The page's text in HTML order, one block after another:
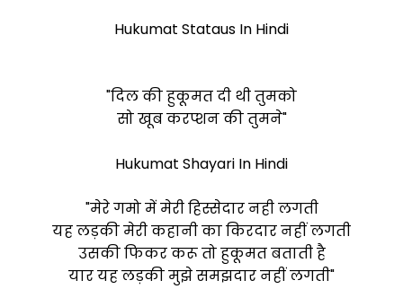
Hukumat Stataus In Hindi
"दिल की हुकूमत दी थी तुमको
सो खूब करप्शन की तुमने"
Hukumat Shayari In Hindi
"मेरे गमो में मेरी हिस्सेदार नही लगती
यह लड़की मेरी कहानी का किरदार नहीं लगती
उसकी फिकर करू तो हुकूमत बताती है
यार यह लड़की मुझे समझदार नहीं लगती"